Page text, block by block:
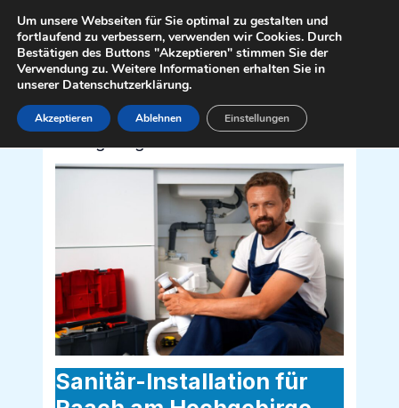
Inhalt
springen
Sanitär Installateur für Raach am
Sanitär-Installation für
Um unsere Webseiten für Sie optimal zu gestalten und
fortlaufend zu verbessern, verwenden wir Cookies. Durch
Bestätigen des Buttons "Akzeptieren" stimmen Sie der
Verwendung zu. Weitere Informationen erhalten Sie in
unserer Datenschutzerklärung.
Akzeptieren Ablehnen Einstellungen